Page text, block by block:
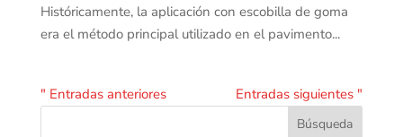
Históricamente, la aplicación con escobilla de goma
era el método principal utilizado en el pavimento...
" Entradas anteriores Entradas siguientes "